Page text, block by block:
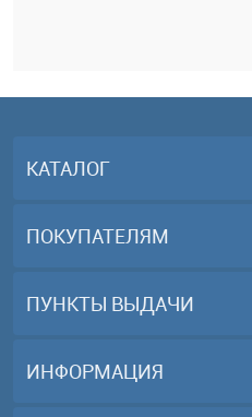
КАТАЛОГ
ПОКУПАТЕЛЯМ
ПУНКТЫ ВЫДАЧИ
ИНФОРМАЦИЯ